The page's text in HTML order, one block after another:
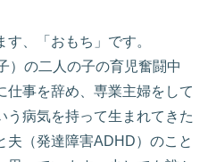
、「おもち」です。
）の二人の子の育児奮闘中
仕事を辞め、専業主婦をして
う病気を持って生まれてきた
夫（発達障害ADHD）のこと